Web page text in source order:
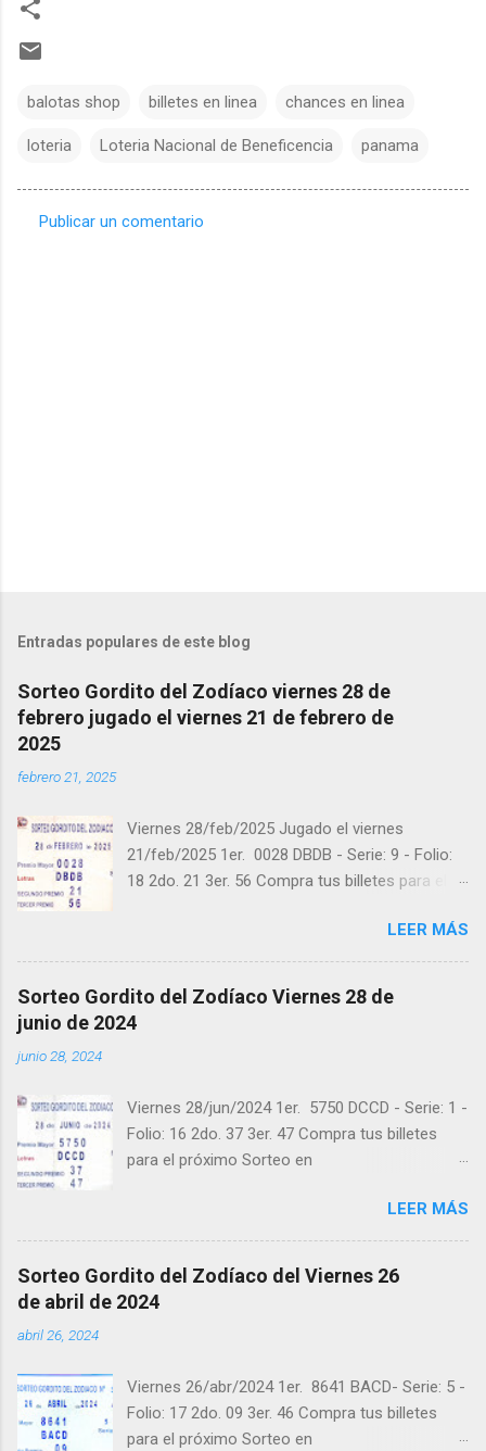
balotas shop billetes en linea chances en linea
loteria Loteria Nacional de Beneficencia panama
Publicar un comentario
Entradas populares de este blog
Sorteo Gordito del Zodíaco viernes 28 de
febrero jugado el viernes 21 de febrero de
2025
febrero 21, 2025
Viernes 28/feb/2025 Jugado el viernes
21/feb/2025 1er. 0028 DBDB - Serie: 9 - Folio:
18 2do. 21 3er. 56 Compra tus billetes para el
instagram.com/balotas_panama - En Twitter:
@balotas y Facebook: facebook.com/balotas
"Buena Suerte" para el próximo sorteo,
recuerden visitarnos en balotas.com para
conocer los datos que le ayudaran a ganar y
LEER MÁS
Sorteo Gordito del Zodíaco Viernes 28 de
junio de 2024
junio 28, 2024
Viernes 28/jun/2024 1er. 5750 DCCD - Serie: 1 -
Folio: 16 2do. 37 3er. 47 Compra tus billetes
para el próximo Sorteo en
Instagram: instagram.com/balotas_panama -
En Twitter: @balotas y Facebook:
facebook.com/balotas Pruebe su suerte en las
próximo sorteo, recuerden visitarnos en
balotas.com para conocer los datos que le
ayudaran a ganar y ver los sorteos que se le
LEER MÁS
Sorteo Gordito del Zodíaco del Viernes 26
de abril de 2024
abril 26, 2024
Viernes 26/abr/2024 1er. 8641 BACD- Serie: 5 -
Folio: 17 2do. 09 3er. 46 Compra tus billetes
para el próximo Sorteo en